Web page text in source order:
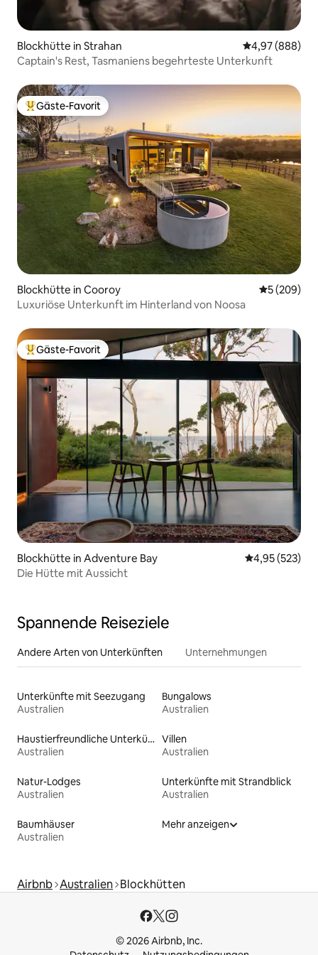
Blockhütte in Strahan
4,97 (888)
Captain's Rest, Tasmaniens begehrteste Unterkunft
Beliebter Gäste-Favorit.
Gäste-Favorit
Blockhütte in Cooroy
5 (209)
Luxuriöse Unterkunft im Hinterland von Noosa
Beliebter Gäste-Favorit.
Gäste-Favorit
Blockhütte in Adventure Bay
4,95 (523)
Die Hütte mit Aussicht
Spannende Reiseziele
Andere Arten von Unterkünften Unternehmungen
Unterkünfte mit Seezugang
Australien
Bungalows
Australien
Haustierfreundliche Unterkünfte
Australien
Villen
Australien
Natur-Lodges
Australien
Unterkünfte mit Strandblick
Australien
Baumhäuser
Australien
Mehr anzeigen
Airbnb Australien Blockhütten
© 2026 Airbnb, Inc.